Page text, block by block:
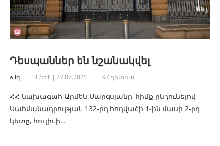
Դեսպաններ են նշանակվել
aliq 12:51 | 27.07.2021 97 դիտում
ՀՀ նախագահ Արմեն Սարգսյանը, հիմք ընդունելով
Սահմանադրության 132-րդ հոդվածի 1-ին մասի 2-րդ
կետը, հուլիսի…